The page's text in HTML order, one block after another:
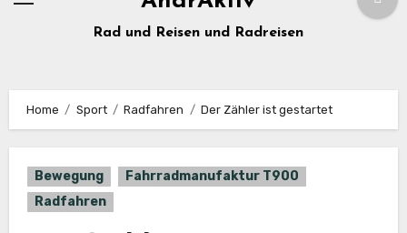
Rad und Reisen und Radreisen
Home Sport Radfahren Der Zähler ist gestartet
Bewegung
Fahrradmanufaktur T900
Radfahren